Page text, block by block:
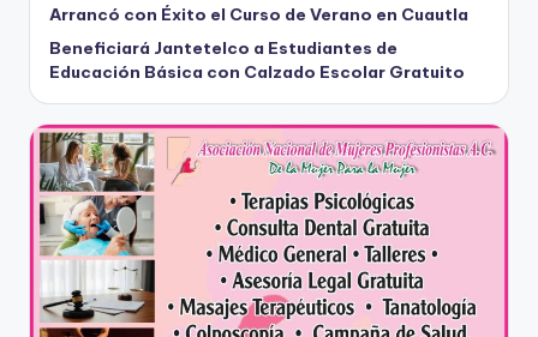
Arrancó con Éxito el Curso de Verano en Cuautla
Beneficiará Jantetelco a Estudiantes de
Educación Básica con Calzado Escolar Gratuito